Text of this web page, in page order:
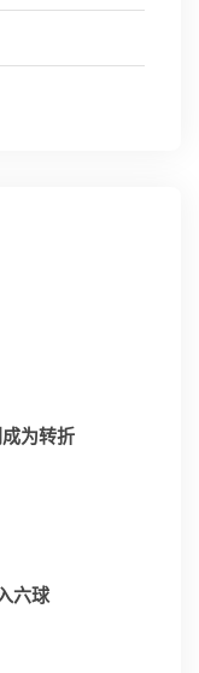
为转折
六球